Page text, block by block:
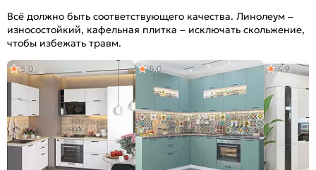
Всё должно быть соответствующего качества. Линолеум –
износостойкий, кафельная плитка – исключать скольжение,
чтобы избежать травм.
5,0 5,0 4,9